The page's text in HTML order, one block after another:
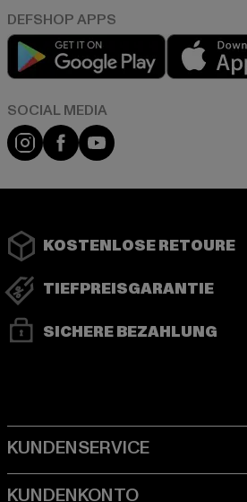
Play market
Instagram
FacebookYouTube
KOSTENLOSE RETOURE
TIEFPREISGARANTIE
SICHERE BEZAHLUNG